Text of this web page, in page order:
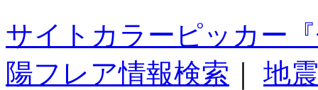
サイトカラーピッカー
陽フレア情報検索
地